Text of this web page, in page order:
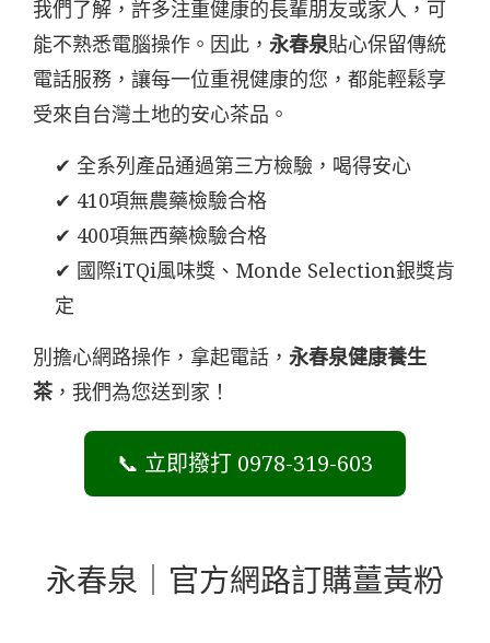
我們了解，許多注重健康的長輩朋友或家人，可
能不熟悉電腦操作。因此， 永春泉貼心保留傳統
電話服務，讓每一位重視健康的您，都能輕鬆享
受來自台灣土地的安心茶品。
✔ 全系列產品通過第三方檢驗，喝得安心
✔ 410項無農藥檢驗合格
✔ 400項無西藥檢驗合格
✔ 國際iTQi風味獎、Monde Selection銀獎肯
定
別擔心網路操作，拿起電話， 永春泉健康養生
茶，我們為您送到家！
📞 立即撥打 0978-319-603
永春泉｜官方網路訂購薑黃粉